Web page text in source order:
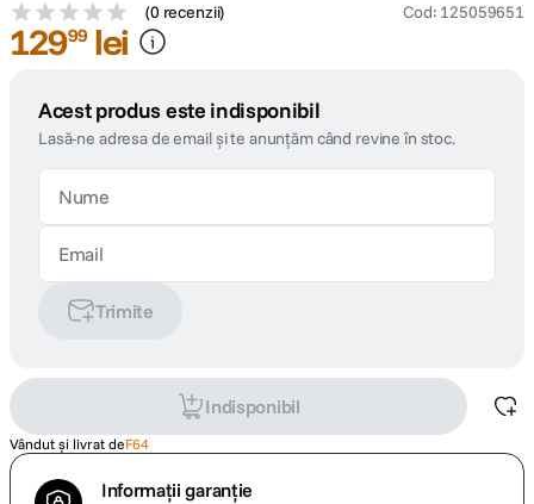
(0 recenzii) Cod: 125059651
12999 lei
Acest produs este indisponibil
Lasă-ne adresa de email și te anunțăm când revine în stoc.
Trimite
Indisponibil
Vândut și livrat deF64
Informații garanție